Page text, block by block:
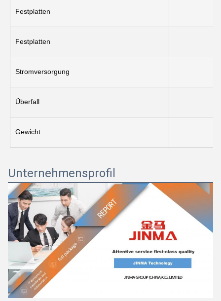
Festplatten
Festplatten
Stromversorgung
Überfall
Gewicht
Unternehmensprofil